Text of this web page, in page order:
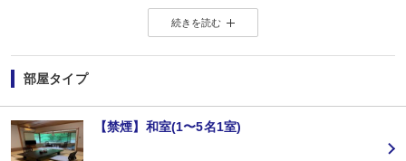
※当選した方には各期終了後の翌月中旬頃にメールにてご連絡いたします。
当選した場合は、ご当地名産品発送のため、お客様の氏名・住所・電話番号
ご当地名産品発送以外の目的では使用いたしません。
※「＠nta.co.jp」よりメールをお送りいたしますので、ドメイン受信設定を
※
ご当地名産品キャンペーンサイト 詳しくはこちら
【お宿からのお楽しみメニュー】
・賀寿の当月内にご宿泊の場合、還暦・喜寿・米寿のお祝いちゃんちゃんこ無
※証明できるものをお持ちください。
※予約条件入力の画面でチェックを入れて下さい。
■夕食
続きを読む
部屋タイプ
【禁煙】和室(1〜5名1室)